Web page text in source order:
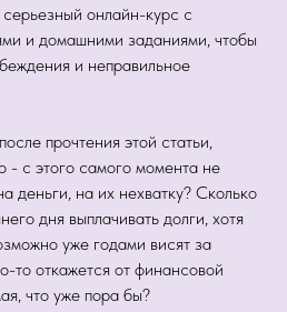
онлайн-курс с
и домашними заданиями, чтобы
и неправильное
прочтения этой статьи,
- с этого самого момента не
деньги, на их нехватку? Сколько
дня выплачивать долги, хотя
уже годами висят за
то откажется от финансовой
что уже пора бы?